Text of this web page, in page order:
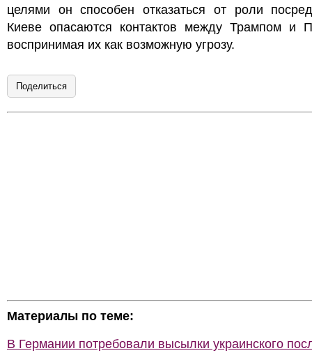
целями он способен отказаться от роли
Киеве опасаются контактов между Трампом и
воспринимая их как возможную угрозу.
Поделиться
Материалы по теме:
В Германии потребовали высылки украинского